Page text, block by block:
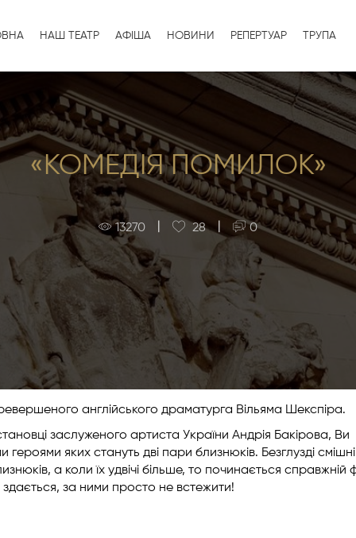
НАШ ТЕАТР АФІША НОВИНИ РЕПЕРТУАР ТРУПА
«КОМЕДІЯ ПОМИЛОК»
13270 28 0
англійського драматурга Вільяма Шекспіра.
заслуженого артиста України Андрія Бакірова, Ви
яких стануть дві пари близнюків. Безглузді смішні
а коли їх удвічі більше, то починається справжній
здається, за ними просто не встежити!